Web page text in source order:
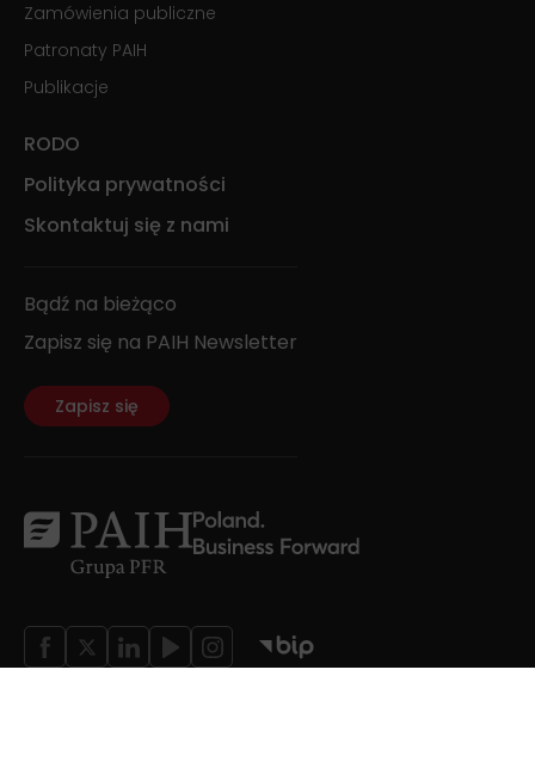
Zamówienia publiczne
Patronaty PAIH
Publikacje
RODO
Polityka prywatności
Skontaktuj się z nami
Bądź na bieżąco
Zapisz się na PAIH Newsletter
Zapisz się